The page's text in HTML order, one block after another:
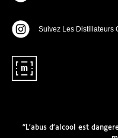
Suivez Les Distillateurs
"L'abus d'alcool est